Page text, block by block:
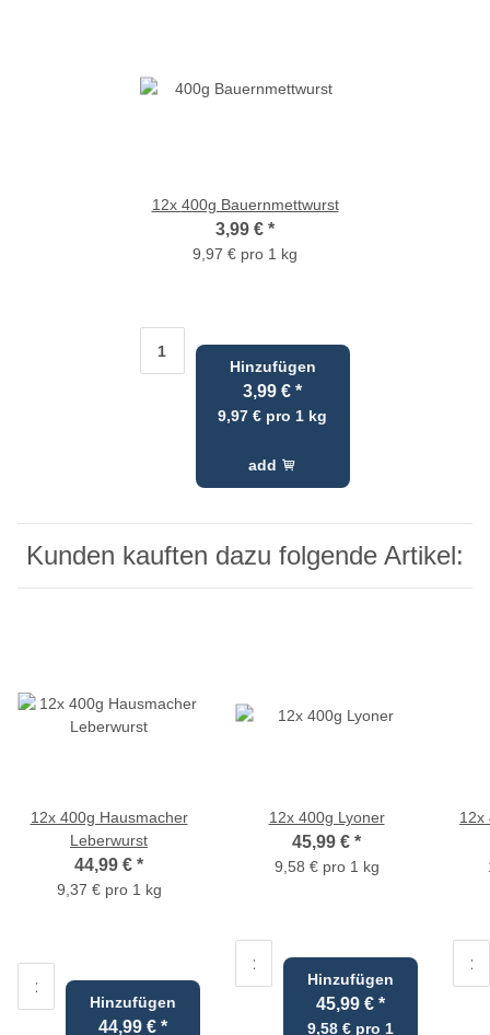
12x 400g Bauernmettwurst
3,99 € *
9,97 € pro 1 kg
Hinzufügen
3,99 €*
9,97 € pro 1 kg
add
Kunden kauften dazu folgende Artikel:
12x 400g Hausmacher
Leberwurst
44,99 € *
9,37 € pro 1 kg
Hinzufügen
44,99 €*
12x 400g Lyoner
45,99 € *
9,58 € pro 1 kg
Hinzufügen
45,99 €*
9,58 € pro 1
12x